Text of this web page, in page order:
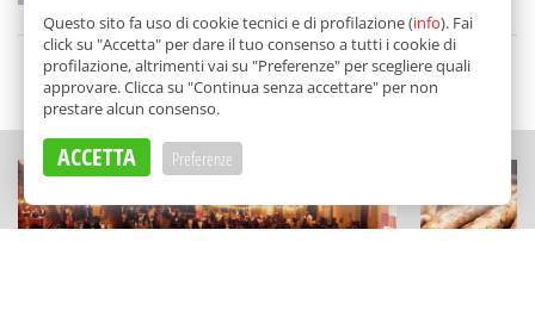
diRedazione
SCELTO DA BALARM
Questo sito fa uso di cookie tecnici e di profilazione (info). Fai
click su "Accetta" per dare il tuo consenso a tutti i cookie di
profilazione, altrimenti vai su "Preferenze" per scegliere quali
approvare. Clicca su "Continua senza accettare" per non
prestare alcun consenso.
ACCETTA Preferenze